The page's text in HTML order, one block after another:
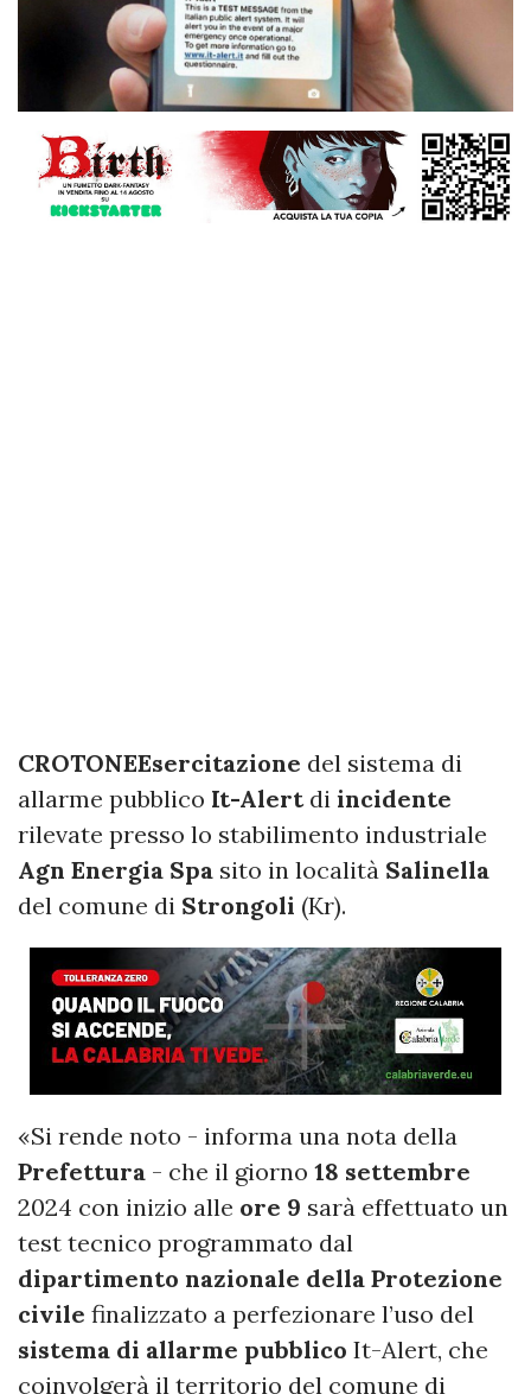
CROTONEEsercitazione del sistema di
allarme pubblico It-Alertdi incidente
rilevate presso lo stabilimento industriale
Agn Energia Spa sito in località Salinella
del comune di Strongoli (Kr).
«Si rende noto - informa una nota della
Prefettura - che il giorno 18 settembre
2024 con inizio alle ore 9 sarà effettuato un
test tecnico programmato dal
dipartimento nazionale della Protezione
civile finalizzato a perfezionare l’uso del
sistema di allarme pubblico It-Alert, che
coinvolgerà il territorio del comune di